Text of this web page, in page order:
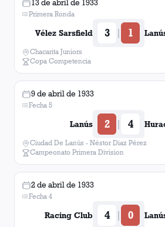
13 de abril de 1933
Primera Ronda
Vélez Sarsfield 3 | 1
Chacarita Juniors
Copa Competencia
9 de abril de 1933
Fecha 5
Lanús 2 | 4
Ciudad De Lanús - Néstor Diaz Pérez
Campeonato Primera Division
2 de abril de 1933
Fecha 4
Racing Club 4 | 0